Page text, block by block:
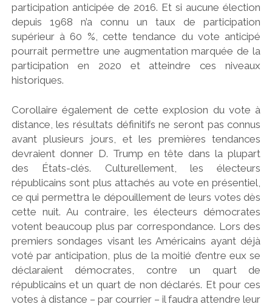
participation anticipée de 2016. Et si aucune élection
depuis 1968 n’a connu un taux de participation
supérieur à 60 %, cette tendance du vote anticipé
pourrait permettre une augmentation marquée de la
participation en 2020 et atteindre ces niveaux
historiques.
Corollaire également de cette explosion du vote à
distance, les résultats définitifs ne seront pas connus
avant plusieurs jours, et les premières tendances
devraient donner D. Trump en tête dans la plupart
des États-clés. Culturellement, les électeurs
républicains sont plus attachés au vote en présentiel,
ce qui permettra le dépouillement de leurs votes dès
cette nuit. Au contraire, les électeurs démocrates
votent beaucoup plus par correspondance. Lors des
premiers sondages visant les Américains ayant déjà
voté par anticipation, plus de la moitié d’entre eux se
déclaraient démocrates, contre un quart de
républicains et un quart de non déclarés. Et pour ces
votes à distance – par courrier – il faudra attendre leur